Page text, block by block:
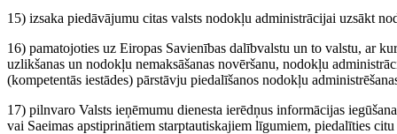
15) izsaka piedāvājumu citas valsts nodokļu administrācijai uzsākt
16) pamatojoties uz Eiropas Savienības dalībvalstu un to valstu, ar
uzlikšanas un nodokļu nemaksāšanas novēršanu, nodokļu
(kompetentās iestādes) pārstāvju piedalīšanos nodokļu
17) pilnvaro Valsts ieņēmumu dienesta ierēdņus informācijas
vai Saeimas apstiprinātiem starptautiskajiem līgumiem, piedalīties